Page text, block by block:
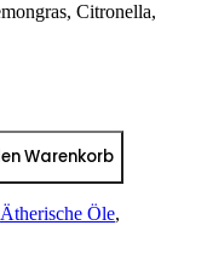
Citronella,
Warenkorb
Ätherische Öle,